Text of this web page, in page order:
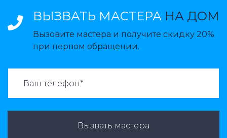
ВЫЗВАТЬ МАСТЕРА НА ДОМ
Вызовите мастера и получите скидку 20%
при первом обращении.
Вызвать мастера